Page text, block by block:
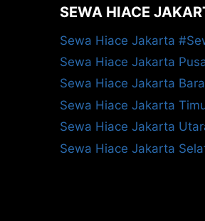
SEWA HIACE
Sewa Hiace Jakarta
Sewa Hiace Jakarta
Sewa Hiace Jakarta
Sewa Hiace Jakarta
Sewa Hiace Jakarta
Sewa Hiace Jakarta